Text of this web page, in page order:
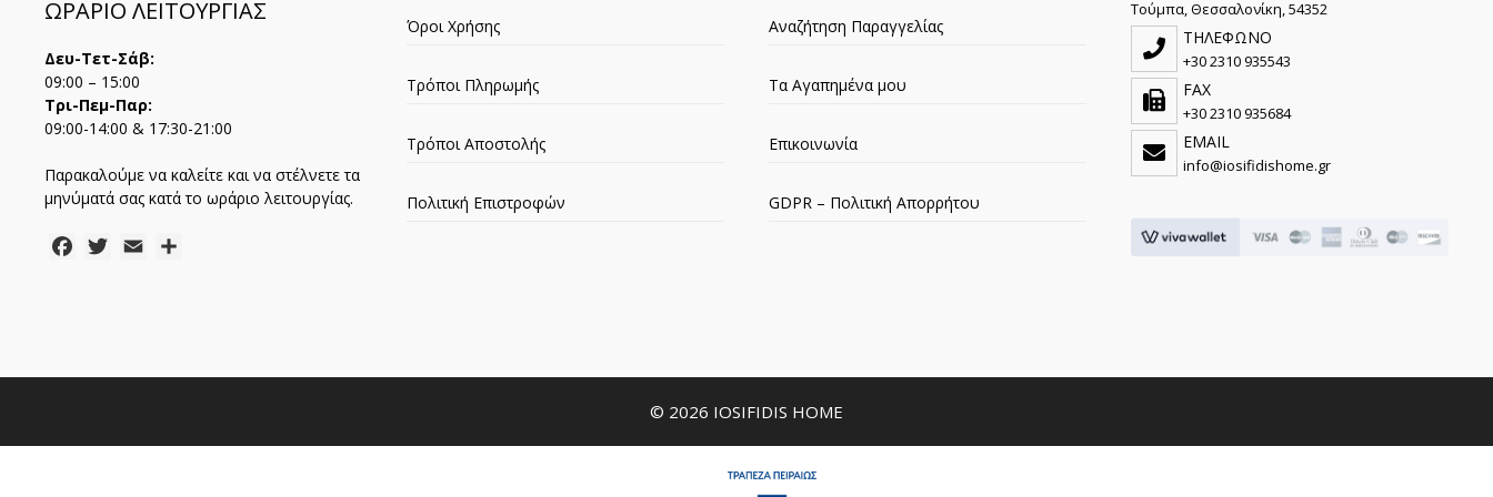
ΩΡΑΡΙΟ ΛΕΙΤΟΥΡΓΙΑΣ
Δευ-Τετ-Σάβ:
09:00 – 15:00
Τρι-Πεμ-Παρ:
09:00-14:00 & 17:30-21:00
Παρακαλούμε να καλείτε και να στέλνετε τα
μηνύματά σας κατά το ωράριο λειτουργίας.
FacebookTwitter
Email
Όροι Χρήσης
Τρόποι Πληρωμής
Τρόποι Αποστολής
Πολιτική Επιστροφών
Αναζήτηση Παραγγελίας
Τα Αγαπημένα μου
Επικοινωνία
GDPR – Πολιτική Απορρήτου
Τούμπα, Θεσσαλονίκη, 54352
ΤΗΛΕΦΩΝΟ
+30 2310 935543
FAX
+30 2310 935684
EMAIL
info@iosifidishome.gr
© 2026 IOSIFIDIS HOME